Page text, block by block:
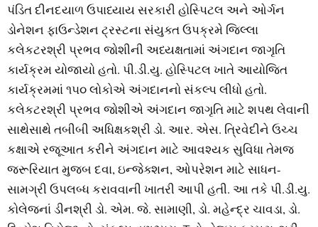
પંડિત દીનદયાળ ઉપાધ્યાય સરકારી હોસ્પિટલ અને ઓર્ગન
ડોનેશન ફાઉન્ડેશન ટ્રસ્ટના સંયુક્ત ઉપક્રમે જિલ્લા
કલેકટરશ્રી પ્રભવ જોશીની અધ્યક્ષતામાં અંગદાન જાગૃતિ
કાર્યક્રમ યોજાયો હતો. પી.ડી.યુ. હોસ્પિટલ ખાતે આયોજિત
કાર્યક્રમમાં ૧૫૦ લોકોએ અંગદાનનો સંકલ્પ લીધો હતો.
કલેકટરશ્રી પ્રભવ જોશીએ અંગદાન જાગૃતિ માટે શપથ લેવાની
સાથેસાથે તબીબી અધિક્ષકશ્રી ડો. આર. એસ. ત્રિવેદીને ઉચ્ચ
કક્ષાએ રજૂઆત કરીને અંગદાન માટે આવશ્યક સુવિધા તેમજ
જરૂરિયાત મુજબ દવા, ઇન્જેક્શન, ઓપરેશન માટે સાધન-
સામગ્રી ઉપલબ્ધ કરાવવાની ખાતરી આપી હતી. આ તકે પી.ડી.યુ.
કોલેજનાં ડીનશ્રી ડો. એમ. જે. સામાણી, ડો. મહેન્દ્ર ચાવડા, ડો.